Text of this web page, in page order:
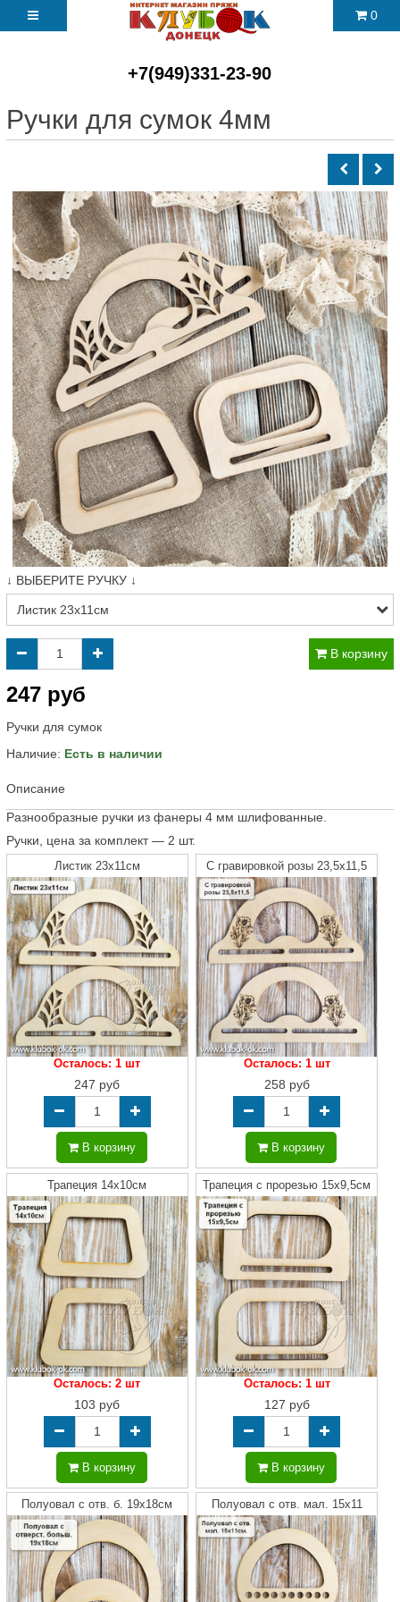
+7(949)331-23-90
0
Ручки для сумок 4мм
↓ ВЫБЕРИТЕ РУЧКУ ↓
В корзину
247 руб
Ручки для сумок
Наличие: Есть в наличии
Описание
Разнообразные ручки из фанеры 4 мм шлифованные.
Ручки, цена за комплект — 2 шт.
Листик 23х11см
Осталось: 1 шт
247 руб
В корзину
С гравировкой розы 23,5х11,5
Осталось: 1 шт
258 руб
В корзину
Трапеция 14х10см
Осталось: 2 шт
103 руб
В корзину
Трапеция с прорезью 15х9,5см
Осталось: 1 шт
127 руб
В корзину
Полуовал с отв. б. 19х18см Полуовал с отв. мал. 15х11